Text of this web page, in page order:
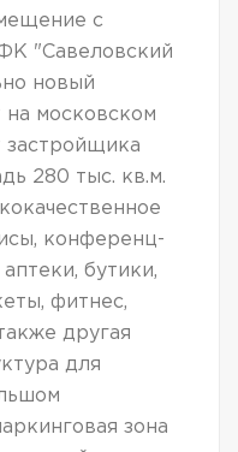
с
"Савеловский
новый
на московском
280 тыс. кв.м.
конференц-
бутики,
фитнес,
другая
для
зона